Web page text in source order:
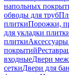
напольных
обводы для труб
плиткиПорожки,
для укладки
плитки
покрытий
входныеДвери
сеткиДвери для